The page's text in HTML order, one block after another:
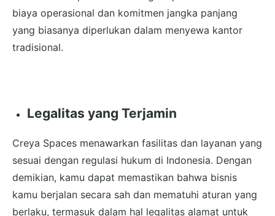
biaya operasional dan komitmen jangka panjang
yang biasanya diperlukan dalam menyewa kantor
tradisional.
Legalitas yang Terjamin
Creya Spaces menawarkan fasilitas dan layanan yang
sesuai dengan regulasi hukum di Indonesia. Dengan
demikian, kamu dapat memastikan bahwa bisnis
kamu berjalan secara sah dan mematuhi aturan yang
berlaku, termasuk dalam hal legalitas alamat untuk